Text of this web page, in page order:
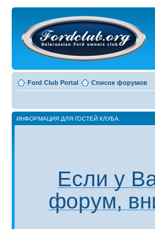
Ford Club Portal Список форумов
ИНФОРМАЦИЯ ДЛЯ ГОСТЕЙ КЛУБА.
Если у
форум,